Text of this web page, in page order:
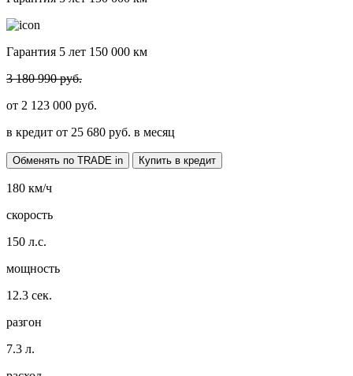
Гарантия 5 лет 150 000 км
3 180 990 руб.
от 2 123 000 руб.
в кредит от 25 680 руб. в месяц
Обменять по TRADE in Купить в кредит
180 км/ч
скорость
150 л.с.
мощность
12.3 сек.
разгон
7.3 л.